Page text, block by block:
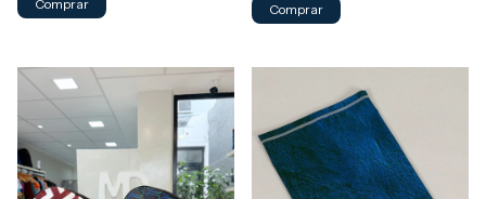
Comprar